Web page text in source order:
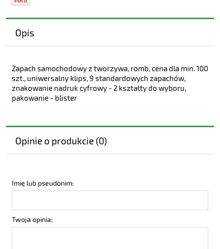
Opis
Zapach samochodowy z tworzywa, romb, cena dla min. 100
szt., uniwersalny klips, 9 standardowych zapachów,
znakowanie nadruk cyfrowy - 2 kształty do wyboru,
pakowanie - blister
Opinie o produkcie (0)
Imię lub pseudonim:
Twoja opinia: